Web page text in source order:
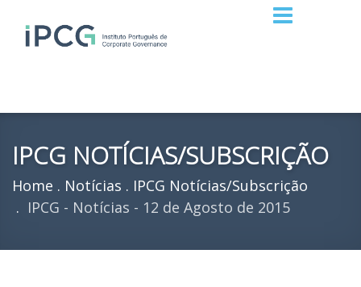
IPCG NOTÍCIAS/SUBSCRIÇÃO
Home Notícias
IPCG Notícias/Subscrição
IPCG - Notícias - 12 de Agosto de 2015